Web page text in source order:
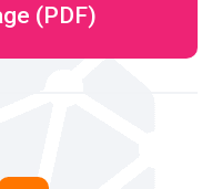
(PDF)